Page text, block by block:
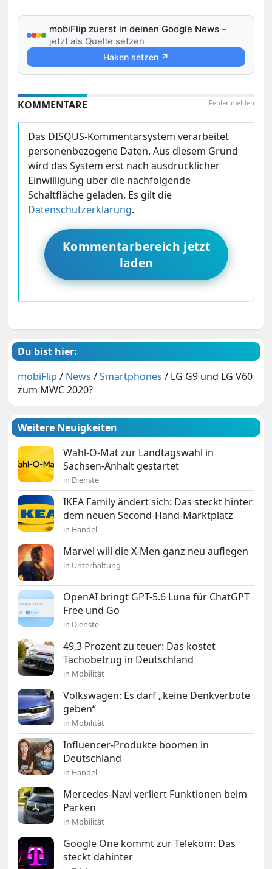
mobiFlip zuerst in deinen Google News –
jetzt als Quelle setzen
Haken setzen ↗
Fehler melden
KOMMENTARE
Das DISQUS-Kommentarsystem verarbeitet
personenbezogene Daten. Aus diesem Grund
wird das System erst nach ausdrücklicher
Einwilligung über die nachfolgende
Schaltfläche geladen. Es gilt die
Datenschutzerklärung.
Kommentarbereich jetzt
laden
Du bist hier:
mobiFlip / News /Smartphones / LG G9 und LG V60
zum MWC 2020?
Weitere Neuigkeiten
Wahl-O-Mat zur Landtagswahl in
Sachsen-Anhalt gestartet
in Dienste
IKEA Family ändert sich: Das steckt hinter
dem neuen Second-Hand-Marktplatz
in Handel
Marvel will die X-Men ganz neu auflegen
in Unterhaltung
OpenAI bringt GPT-5.6 Luna für ChatGPT
Free und Go
in Dienste
49,3 Prozent zu teuer: Das kostet
Tachobetrug in Deutschland
in Mobilität
Volkswagen: Es darf „keine Denkverbote
geben“
in Mobilität
Influencer-Produkte boomen in
Deutschland
in Handel
Mercedes-Navi verliert Funktionen beim
Parken
in Mobilität
Google One kommt zur Telekom: Das
steckt dahinter